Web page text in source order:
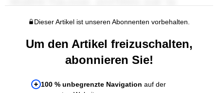
Dieser Artikel ist unseren Abonnenten vorbehalten.
Um den Artikel freizuschalten,
abonnieren Sie!
100 % unbegrenzte Navigation auf der